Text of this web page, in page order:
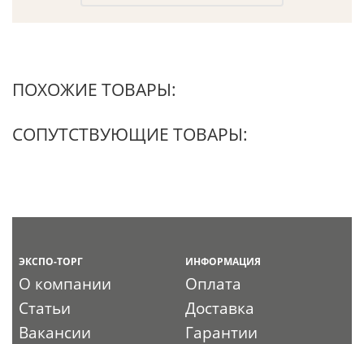
ПОХОЖИЕ ТОВАРЫ:
СОПУТСТВУЮЩИЕ ТОВАРЫ:
ЭКСПО-ТОРГ
О компании
Статьи
Вакансии
ИНФОРМАЦИЯ
Оплата
Доставка
Гарантии